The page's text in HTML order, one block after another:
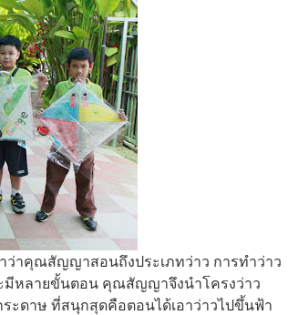
ว่าคุณสัญญาสอนถึงประเภทว่าว การทำว่าว
มีหลายขั้นตอน คุณสัญญาจึงนำโครงว่าว
ะดาษ ที่สนุกสุดคือตอนได้เอาว่าวไปขึ้นฟ้า